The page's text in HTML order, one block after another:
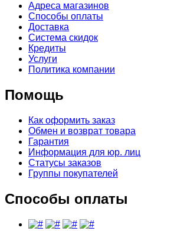
Адреса магазинов
Способы оплаты
Доставка
Система скидок
Кредиты
Услуги
Политика компании
Помощь
Как оформить заказ
Обмен и возврат товара
Гарантия
Информация для юр. лиц
Статусы заказов
Группы покупателей
Способы оплаты